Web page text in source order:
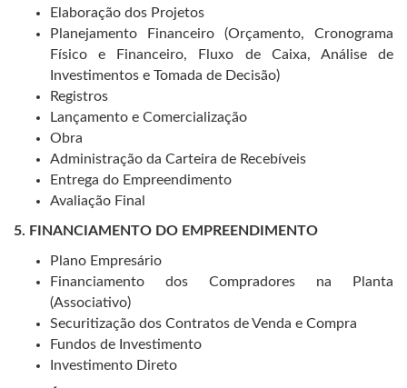
Elaboração dos Projetos
Planejamento Financeiro (Orçamento, Cronograma
Físico e Financeiro, Fluxo de Caixa, Análise de
Investimentos e Tomada de Decisão)
Registros
Lançamento e Comercialização
Obra
Administração da Carteira de Recebíveis
Entrega do Empreendimento
Avaliação Final
5. FINANCIAMENTO DO EMPREENDIMENTO
Plano Empresário
Financiamento dos Compradores na Planta
(Associativo)
Securitização dos Contratos de Venda e Compra
Fundos de Investimento
Investimento Direto